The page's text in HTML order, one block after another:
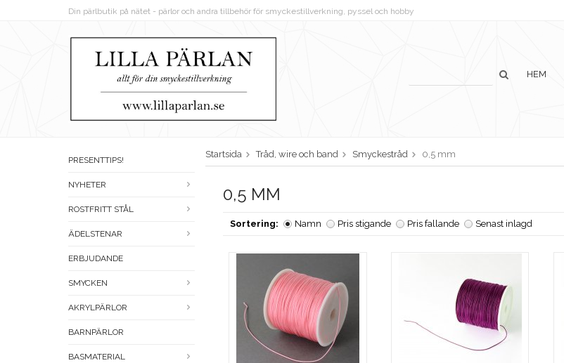
Din pärlbutik på nätet - pärlor och andra tillbehör för smyckestillverkning, pyssel och hobby
HEM
PRESENTTIPS!
NYHETER
ROSTFRITT STÅL
ÄDELSTENAR
ERBJUDANDE
SMYCKEN
AKRYLPÄRLOR
BARNPÄRLOR
BASMATERIAL
Startsida Tråd, wire och band Smyckestråd 0,5 mm
0,5 MM
Sortering: Namn Pris stigande Pris fallande Senast inlagd